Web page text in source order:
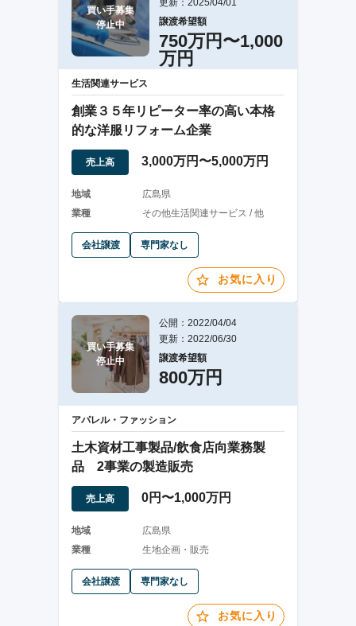
買い手募集
停止中
更新：2025/04/01
譲渡希望額
750万円〜1,000
万円
生活関連サービス
創業３５年リピーター率の高い本格
的な洋服リフォーム企業
売上高 3,000万円〜5,000万円
地域
広島県
業種
その他生活関連サービス / 他
会社譲渡 専門家なし
お気に入り
買い手募集
停止中
公開：2022/04/04
更新：2022/06/30
譲渡希望額
800万円
アパレル・ファッション
土木資材工事製品/飲食店向業務製
品 2事業の製造販売
売上高 0円〜1,000万円
地域
広島県
業種
生地企画・販売
会社譲渡 専門家なし
お気に入り